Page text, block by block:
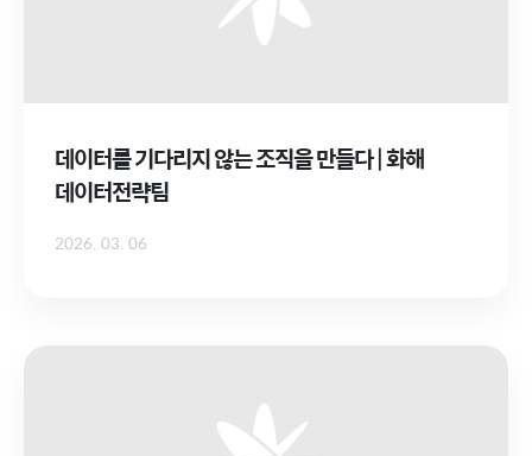
데이터를 기다리지 않는 조직을 만들다 | 화해
데이터전략팀
2026. 03. 06